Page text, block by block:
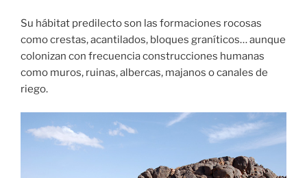
Su hábitat predilecto son las formaciones rocosas
como crestas, acantilados, bloques graníticos… aunque
colonizan con frecuencia construcciones humanas
como muros, ruinas, albercas, majanos o canales de
riego.